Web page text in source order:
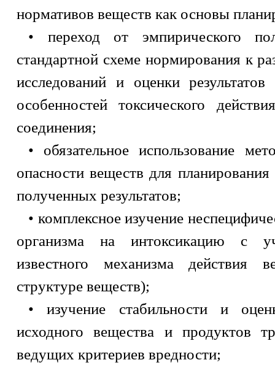
нормативов веществ как основы
• переход от эмпирического
стандартной схеме нормирования к
исследований и оценки
особенностей токсического
соединения;
• обязательное использование
опасности веществ для
полученных результатов;
• комплексное изучение
организма на интоксикацию с
известного механизма действия
структуре веществ);
• изучение стабильности и
исходного вещества и продуктов
ведущих критериев вредности;